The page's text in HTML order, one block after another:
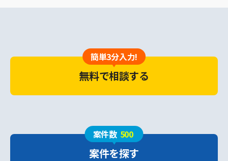
簡単3分入力!
無料で相談する
案件数 500
案件を探す